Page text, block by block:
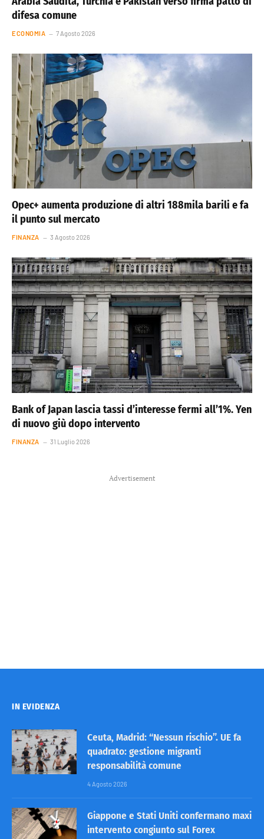
difesa comune
ECONOMIA 7 Agosto 2026
Opec+ aumenta produzione di altri 188mila barili e fa
il punto sul mercato
FINANZA 3 Agosto 2026
Bank of Japan lascia tassi d’interesse fermi all’1%. Yen
di nuovo giù dopo intervento
FINANZA 31 Luglio 2026
Advertisement
IN EVIDENZA
Ceuta, Madrid: “Nessun rischio”. UE fa
quadrato: gestione migranti
responsabilità comune
4 Agosto 2026
Giappone e Stati Uniti confermano maxi
intervento congiunto sul Forex